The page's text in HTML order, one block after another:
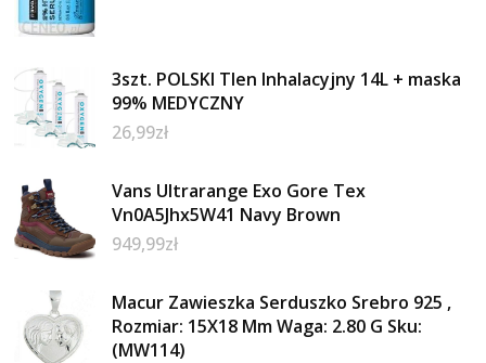
3szt. POLSKI Tlen Inhalacyjny 14L + maska
99% MEDYCZNY
26,99zł
Vans Ultrarange Exo Gore Tex
Vn0A5Jhx5W41 Navy Brown
949,99zł
Macur Zawieszka Serduszko Srebro 925 ,
Rozmiar: 15X18 Mm Waga: 2.80 G Sku:
(MW114)